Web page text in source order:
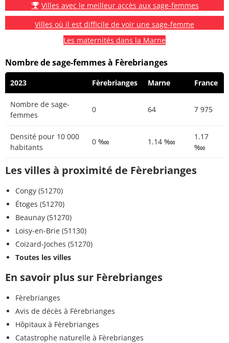
Villes avec le meilleur accès aux sage-femmes
Villes où il est difficile de voir une sage-femme
Les maternités dans la Marne
Nombre de sage-femmes à Fèrebrianges
2023 Fèrebrianges Marne France
Nombre de sage-
femmes
0 64 7 975
Densité pour 10 000
habitants
0 ‱ 1.14 ‱
1.17
‱
Les villes à proximité de Fèrebrianges
Congy (51270)
Étoges (51270)
Beaunay (51270)
Loisy-en-Brie (51130)
Coizard-Joches (51270)
Toutes les villes
En savoir plus sur Fèrebrianges
Fèrebrianges
Avis de décès à Fèrebrianges
Hôpitaux à Fèrebrianges
Catastrophe naturelle à Fèrebrianges